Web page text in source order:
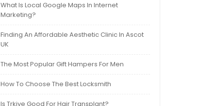
What Is Local Google Maps In Internet
Marketing?
Finding An Affordable Aesthetic Clinic In Ascot
UK
The Most Popular Gift Hampers For Men
How To Choose The Best Locksmith
Is Trkiye Good For Hair Transplant?